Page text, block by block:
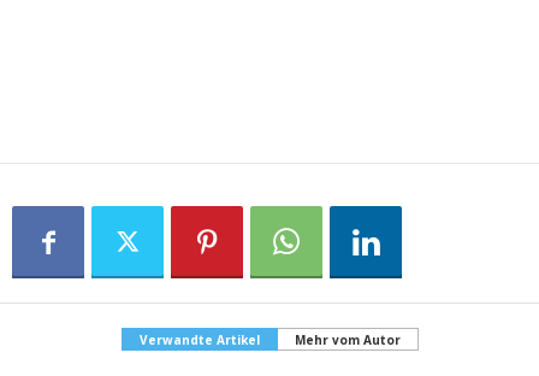
Verwandte Artikel Mehr vom Autor